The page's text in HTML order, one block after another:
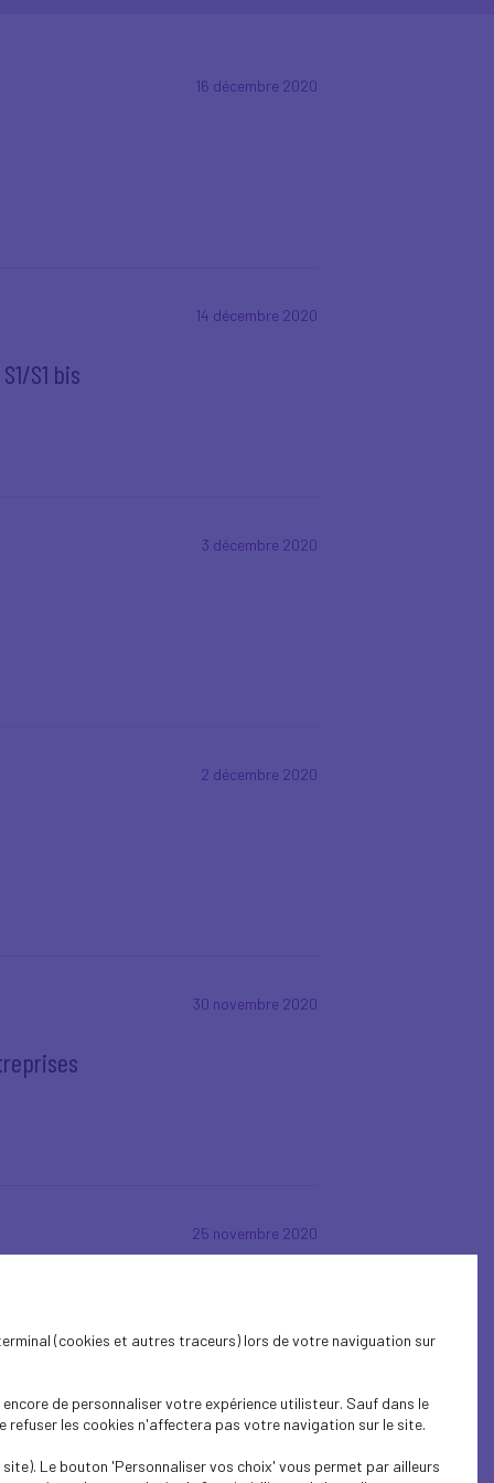
16 décembre 2020
14 décembre 2020
S1 bis
3 décembre 2020
2 décembre 2020
30 novembre 2020
25 novembre 2020
20 novembre 2020
(cookies et autres traceurs) lors de votre naviguation sur
de personnaliser votre expérience utilisteur. Sauf dans le
les cookies n'affectera pas votre navigation sur le site.
Le bouton 'Personnaliser vos choix' vous permet par ailleurs